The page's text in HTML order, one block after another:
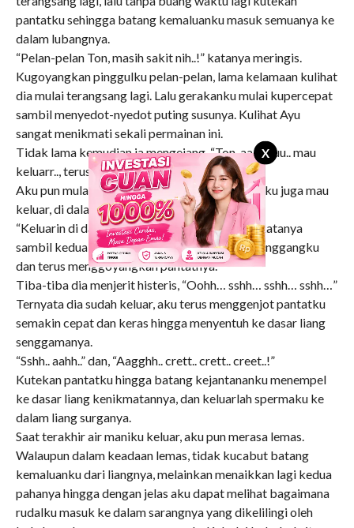
X
pantatku sehingga batang kemaluanku masuk semuanya ke
dalam lubangnya.
“Pelan-pelan Ton, masih sakit nih..!” katanya meringis.
Kugoyangkan pinggulku pelan-pelan, lama kelamaan kulihat
dia mulai terangsang lagi. Lalu gerakanku mulai kupercepat
sambil menyedot-nyedot puting susunya. Kulihat Ayu
sangat menikmati sekali permainan ini.
Tidak lama kemudian ia mengejang, “Ton, aa.. akuu.. mau
keluarr.., teruss.. terus.., aahh..!”
Aku pun mulai merasakan hal yang sama, “Yu, aku juga mau
keluar, di dalam atau di luar..?”
“Keluarin di dalem aja Sayang… ohhh.. aahh..!” katanya
sambil kedua pahanya mulai dijepitkan pada pinggangku
dan terus menggoyangkan pantatnya.
Tiba-tiba dia menjerit histeris, “Oohh… sshh… sshh… sshh…”
Ternyata dia sudah keluar, aku terus menggenjot pantatku
semakin cepat dan keras hingga menyentuh ke dasar liang
senggamanya.
“Sshh.. aahh..” dan, “Aagghh.. crett.. crett.. creet..!”
Kutekan pantatku hingga batang kejantananku menempel
ke dasar liang kenikmatannya, dan keluarlah spermaku ke
dalam liang surganya.
Saat terakhir air maniku keluar, aku pun merasa lemas.
Walaupun dalam keadaan lemas, tidak kucabut batang
kemaluanku dari liangnya, melainkan menaikkan lagi kedua
pahanya hingga dengan jelas aku dapat melihat bagaimana
rudalku masuk ke dalam sarangnya yang dikelilingi oleh